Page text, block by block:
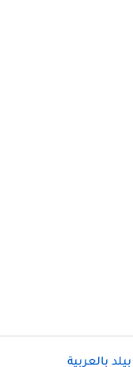
بيلد بالعربية